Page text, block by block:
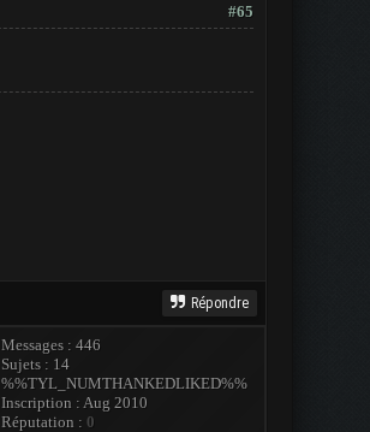
#65
Répondre
Messages : 446
Sujets : 14
%%TYL_NUMTHANKEDLIKED%%
Inscription : Aug 2010
Réputation : 0